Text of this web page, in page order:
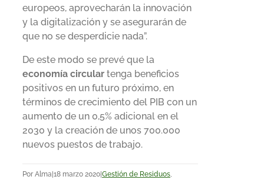
europeos, aprovecharán la innovación
y la digitalización y se asegurarán de
que no se desperdicie nada”.
De este modo se prevé que la
economía circular tenga beneficios
positivos en un futuro próximo, en
términos de crecimiento del PIB con un
aumento de un 0,5% adicional en el
2030 y la creación de unos 700.000
nuevos puestos de trabajo.
Por Alma|18 marzo 2020|Gestión de Residuos